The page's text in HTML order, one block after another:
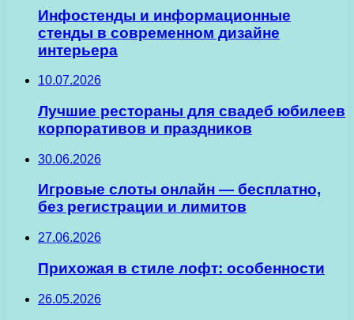
Инфостенды и информационные
стенды в современном дизайне
интерьера
10.07.2026
Лучшие рестораны для свадеб юбилеев
корпоративов и праздников
30.06.2026
Игровые слоты онлайн — бесплатно,
без регистрации и лимитов
27.06.2026
Прихожая в стиле лофт: особенности
26.05.2026